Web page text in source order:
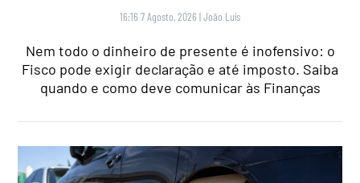
16:16 7 Agosto, 2026 |João Luís
Nem todo o dinheiro de presente é inofensivo: o
Fisco pode exigir declaração e até imposto. Saiba
quando e como deve comunicar às Finanças